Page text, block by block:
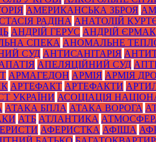
АМЕРИКАНСЬКА ЗБРОЯ
РАДІНА АНАТОЛІЙ
АНДРІЙ ГЕРУС АНДРІЙ ЄРМАК
СПЕКА АНОМАЛЬНЕ
СУД АНТИСАНІТАРІЯ
АПЕЛЯЦІЙНИЙ СУД
АРМАГЕДОН АРМІЯ АРМІЯ
АРТЕФАКТ АРТЕФАКТИ
УКРАЇНИ АСОЦІАЦІЯ
АТАКА БПЛА АТАКА ВОРОГА
АТБ АТЛАНТИКА
АФЕРИСТКА АФІША